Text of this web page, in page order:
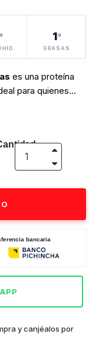
g 1 g
GRASAS
es una proteína
para quienes
carbohidratos y
y ácido
bancaria
y canjéalos por